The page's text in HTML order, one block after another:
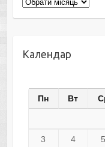
Календар
Пн Вт
3 4 5